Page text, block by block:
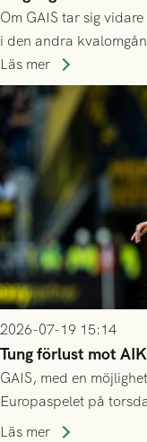
Om GAIS tar sig
i den andra
spelas den tredje
då vinnaren i mötet
Mostar från Bosnien
Läs mer
2026-07-19 15:14
Tung förlust mot AIK
GAIS, med en
Europaspelet på
Stockholm . Men trots
Läs mer